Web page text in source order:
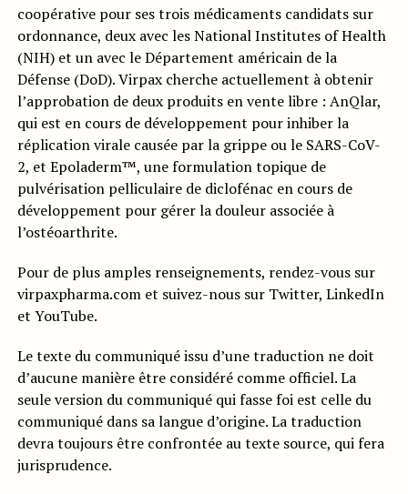
coopérative pour ses trois médicaments candidats sur
ordonnance, deux avec les National Institutes of Health
(NIH) et un avec le Département américain de la
Défense (DoD). Virpax cherche actuellement à obtenir
l’approbation de deux produits en vente libre : AnQlar,
qui est en cours de développement pour inhiber la
réplication virale causée par la grippe ou le SARS-CoV-
2, et Epoladerm™, une formulation topique de
pulvérisation pelliculaire de diclofénac en cours de
développement pour gérer la douleur associée à
l’ostéoarthrite.
Pour de plus amples renseignements, rendez-vous sur
virpaxpharma.com et suivez-nous sur Twitter, LinkedIn
et YouTube.
Le texte du communiqué issu d’une traduction ne doit
d’aucune manière être considéré comme officiel. La
seule version du communiqué qui fasse foi est celle du
communiqué dans sa langue d’origine. La traduction
devra toujours être confrontée au texte source, qui fera
jurisprudence.